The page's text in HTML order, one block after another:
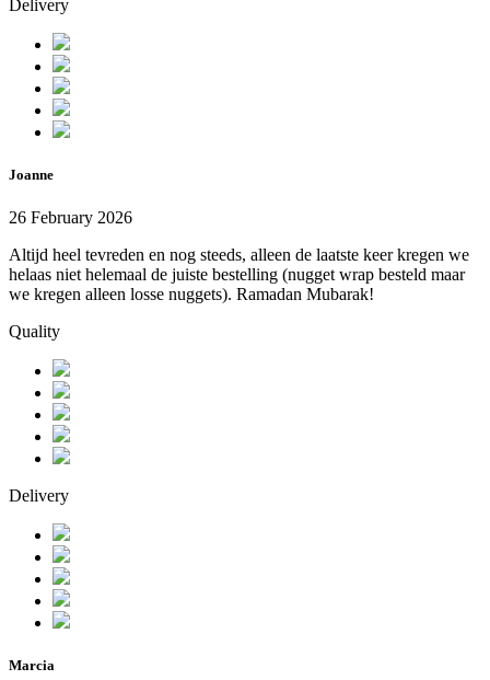
Delivery
Joanne
26 February 2026
Altijd heel tevreden en nog steeds, alleen de laatste keer kregen we
helaas niet helemaal de juiste bestelling (nugget wrap besteld maar
we kregen alleen losse nuggets). Ramadan Mubarak!
Quality
Delivery
Marcia